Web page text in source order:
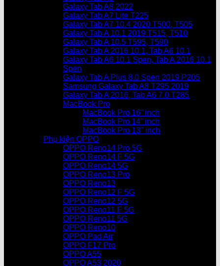
Galaxy Tab A8 2022
Galaxy Tab A7 Lite T225
Galaxy Tab A7 10.4 2020 T500, T505
Galaxy Tab A 10.1 2019 T515, T510
Galaxy Tab A 10.5 T595, T590
Galaxy Tab A 2016 10.1, Tab A6 10.1
Galaxy Tab A6 10.1 Spen, Tab A 2016 10.1
Spen
Galaxy Tab A Plus 8.0 Spen 2019 P205
Samsung Galaxy Tab A8 T295 2019
Galaxy Tab A 2016, Tab A6 7.0 T285
MacBook Pro
MacBook Pro 16” inch
MacBook Pro 14” inch
MacBook Pro 13″ inch
Phụ kiện OPPO
OPPO Reno14 Pro 5G
OPPO Reno14 F 5G
OPPO Reno14 5G
OPPO Reno13 Pro
OPPO Reno13
OPPO Reno12 F 5G
OPPO Reno12 5G
OPPO Reno11 F 5G
OPPO Reno11 5G
OPPO Reno10
OPPO Pad Air
OPPO F17 Pro
OPPO A55
OPPO A53 2020